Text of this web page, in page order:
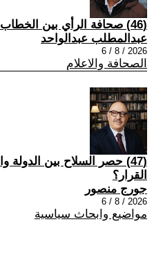
(46) صحافة الرأي بين الخطاب النقدي والمصداقية
عبدالمطلب عبدالواحد
2026 / 8 / 6
الصحافة والاعلام
(47) حصر السلاح بين
القرار؟
جورج منصور
2026 / 8 / 6
مواضيع وابحاث سياسية